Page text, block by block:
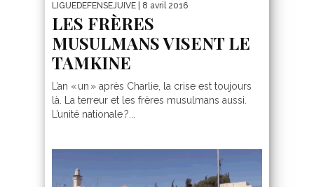
LIGUEDEFENSEJUIVE | 8 avril 2016
LES FRÈRES
MUSULMANS VISENT LE
TAMKINE
L’an « un » après Charlie, la crise est toujours
là. La terreur et les frères musulmans aussi.
L’unité nationale ?...